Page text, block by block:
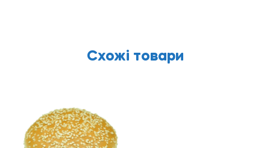
Схожі товари